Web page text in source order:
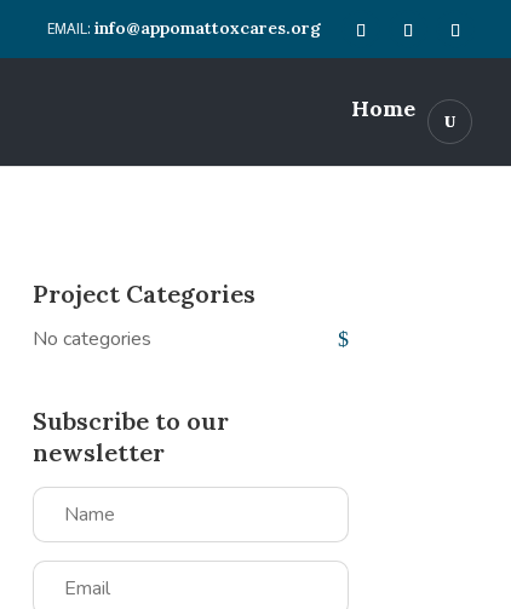
info@appomattoxcares.org
Home
Project Categories
No categories
Subscribe to our
newsletter